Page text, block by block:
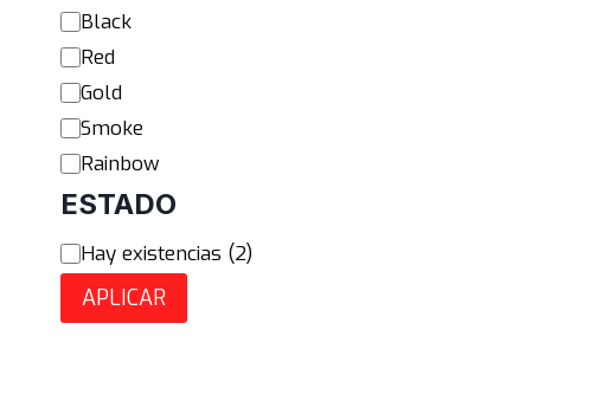
Color
Black
Red
Gold
Smoke
Rainbow
ESTADO
Estado
Hay existencias (2)
APLICAR